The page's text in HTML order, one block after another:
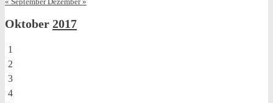
Oktober 2017
1
2
3
4